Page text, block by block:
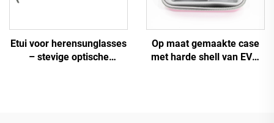
Etui voor herensunglasses
– stevige optische
Op maat gemaakte case
met harde shell van EVA,